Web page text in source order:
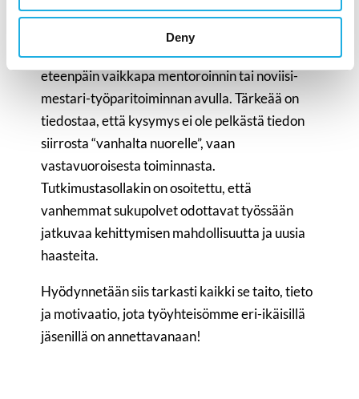
Deny
työntekijöiden uutta osaamista ja antaa sille
tilaa. Ikäystävällisessä työyhteisössä
kokeneiden työntekijöiden hiljainen tieto siirtyy
eteenpäin vaikkapa mentoroinnin tai noviisi-
mestari-työparitoiminnan avulla. Tärkeää on
tiedostaa, että kysymys ei ole pelkästä tiedon
siirrosta “vanhalta nuorelle”, vaan
vastavuoroisesta toiminnasta.
Tutkimustasollakin on osoitettu, että
vanhemmat sukupolvet odottavat työssään
jatkuvaa kehittymisen mahdollisuutta ja uusia
haasteita.
Hyödynnetään siis tarkasti kaikki se taito, tieto
ja motivaatio, jota työyhteisömme eri-ikäisillä
jäsenillä on annettavanaan!